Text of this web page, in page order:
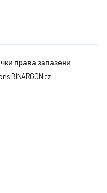
права запазени
BINARGON.cz